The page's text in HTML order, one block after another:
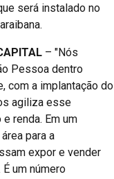
será instalado no
– "Nós
Pessoa dentro
com a implantação do
agiliza esse
renda. Em um
para a
expor e vender
um número